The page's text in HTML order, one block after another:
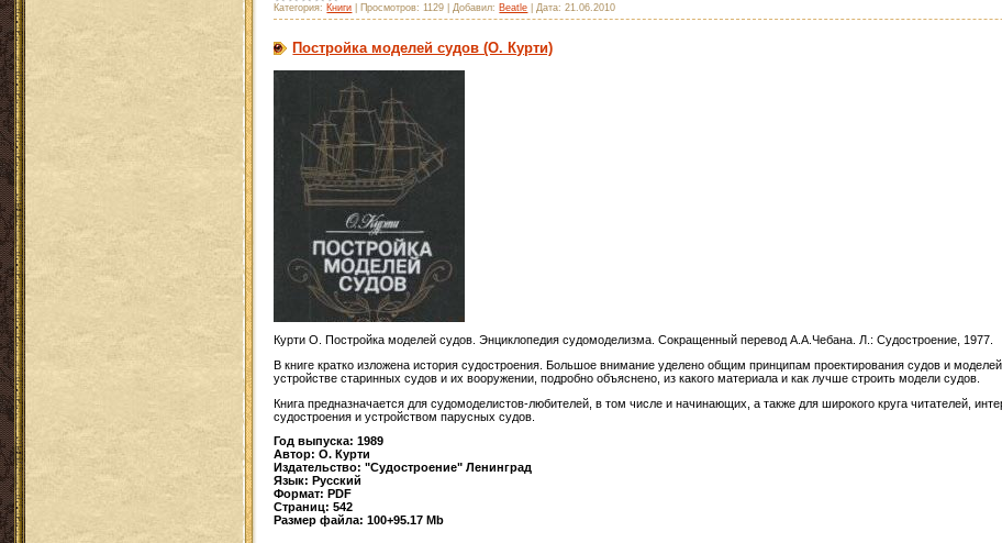
Категория: Книги Просмотров: 1129 Добавил: Beatle Дата: 21.06.2010
Постройка моделей судов (О. Курти)
Курти О. Постройка моделей судов. Энциклопедия судомоделизма. Сокращенный перевод А.А.Чебана. Л.: Судостроение, 1977.
В книге кратко изложена история судостроения. Большое внимание уделено общим принципам проектирования судов и
устройстве старинных судов и их вооружении, подробно объяснено, из какого материала и как лучше строить модели судов.
Книга предназначается для судомоделистов-любителей, в том числе и начинающих, а также для широкого круга читателей,
судостроения и устройством парусных судов.
Год выпуска: 1989
Автор: О. Курти
Издательство: "Судостроение" Ленинград
Язык: Русский
Формат: PDF
Страниц: 542
Размер файла: 100+95.17 Mb